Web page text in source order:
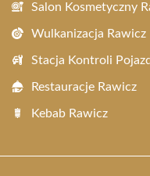
Salon Kosmetyczny
Wulkanizacja Rawicz
Stacja Kontroli
Restauracje Rawicz
Kebab Rawicz